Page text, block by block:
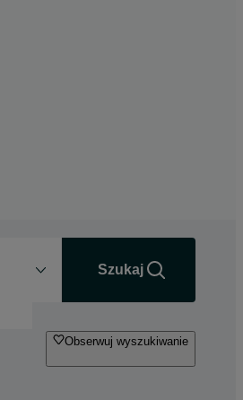
Szukaj
Obserwuj wyszukiwanie